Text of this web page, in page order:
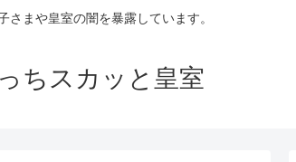
さまや皇室の闇を暴露しています。
ちスカッと皇室